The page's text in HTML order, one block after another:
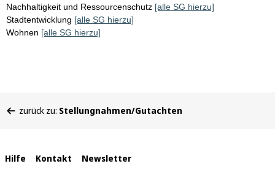
Nachhaltigkeit und Ressourcenschutz [alle SG hierzu]
Stadtentwicklung [alle SG hierzu]
Wohnen [alle SG hierzu]
befinden
zurück zu: Stellungnahmen/Gutachten
Interne
Hilfe Kontakt Newsletter